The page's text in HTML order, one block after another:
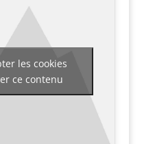
les cookies
ce contenu